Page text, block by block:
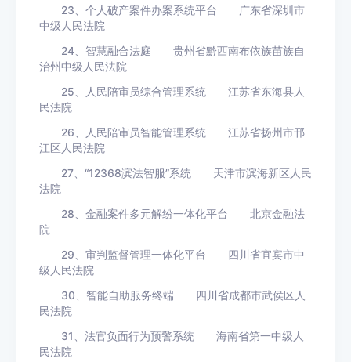
23、个人破产案件办案系统平台 广东省深圳市
中级人民法院
24、智慧融合法庭 贵州省黔西南布依族苗族自
治州中级人民法院
25、人民陪审员综合管理系统 江苏省东海县人
民法院
26、人民陪审员智能管理系统 江苏省扬州市邗
江区人民法院
27、“12368滨法智服”系统 天津市滨海新区人民
法院
28、金融案件多元解纷一体化平台 北京金融法
院
29、审判监督管理一体化平台 四川省宜宾市中
级人民法院
30、智能自助服务终端 四川省成都市武侯区人
民法院
31、法官负面行为预警系统 海南省第一中级人
民法院